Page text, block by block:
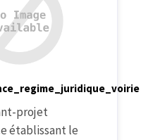
projet
établissant le